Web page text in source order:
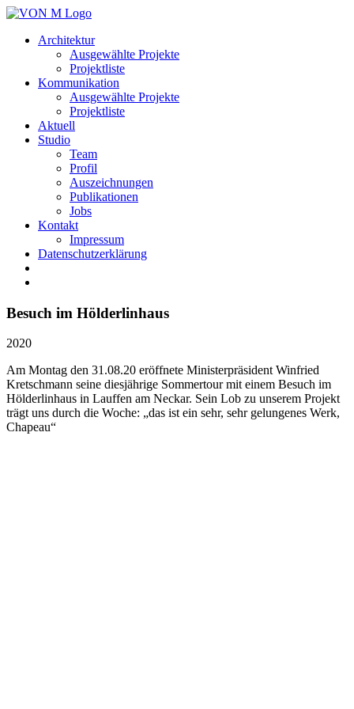
Architektur
Ausgewählte Projekte
Projektliste
Kommunikation
Ausgewählte Projekte
Projektliste
Aktuell
Studio
Team
Profil
Auszeichnungen
Publikationen
Jobs
Kontakt
Impressum
Datenschutzerklärung
Besuch im Hölderlinhaus
2020
Am Montag den 31.08.20 eröffnete Ministerpräsident Winfried
Kretschmann seine diesjährige Sommertour mit einem Besuch im
Hölderlinhaus in Lauffen am Neckar. Sein Lob zu unserem Projekt
trägt uns durch die Woche: „das ist ein sehr, sehr gelungenes Werk,
Chapeau“